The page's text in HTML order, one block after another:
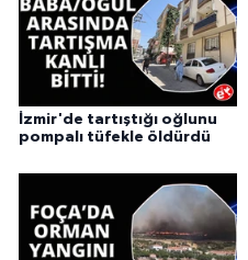
İzmir'de tartıştığı oğlunu
pompalı tüfekle öldürdü